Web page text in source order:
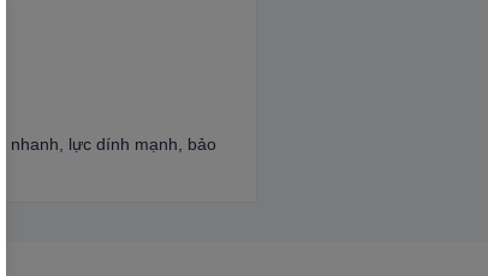
nhanh, lực dính mạnh, bảo